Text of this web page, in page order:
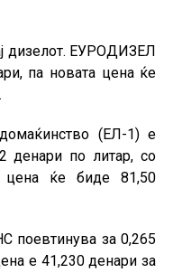
дизелот. ЕУРОДИЗЕЛ
па новата цена ќе
(ЕЛ-1) е
денари по литар, со
цена ќе биде 81,50
поевтинува за 0,265
е 41,230 денари за